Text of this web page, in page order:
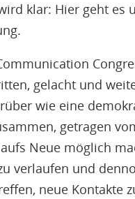
klar: Hier geht es
gelacht und
wie eine
getragen
aufs Neue möglich
verlaufen und
neue Kontakte